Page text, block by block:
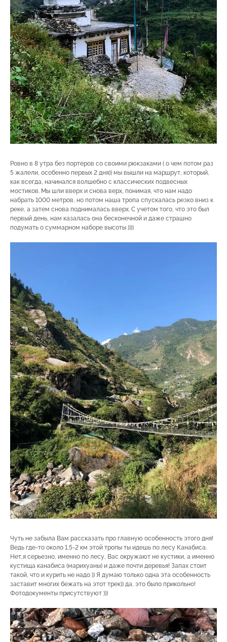
Ровно в 8 утра без портеров со своими рюкзаками ( о чем потом раз
5 жалели, особенно первых 2 дня)) мы вышли на маршрут, который,
как всегда, начинался волшебно с классических подвесных
мостиков. Мы шли вверх и снова верх, понимая, что нам надо
набрать 1000 метров, но потом наша тропа спускалась резко вниз к
реке, а затем снова поднималась вверх. С учетом того, что это был
первый день, нам казалась она бесконечной и даже страшно
подумать о суммарном наборе высоты ))))
Чуть не забыла Вам рассказать про главную особенность этого дня!
Ведь где-то около 1,5-2 км этой тропы ты идешь по лесу Канабиса.
Нет,я серьезно, именно по лесу, Вас окружают не кустики, а именно
кустища канабиса (марихуаны) и даже почти деревья! Запах стоит
такой, что и курить не надо )) Я думаю только одна эта особенность
заставит многих бежать на этот трек)) да, это было прикольно!
Фотодокументы присутствуют )))